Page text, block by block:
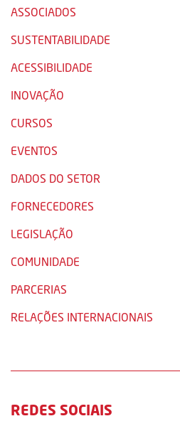
ASSOCIADOS
SUSTENTABILIDADE
ACESSIBILIDADE
INOVAÇÃO
CURSOS
EVENTOS
DADOS DO SETOR
FORNECEDORES
LEGISLAÇÃO
COMUNIDADE
PARCERIAS
RELAÇÕES INTERNACIONAIS
REDES SOCIAIS